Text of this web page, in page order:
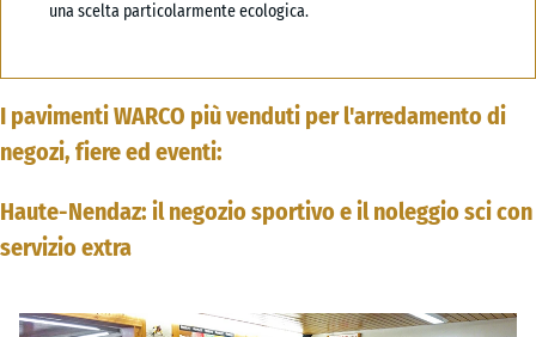
una scelta particolarmente ecologica.
I pavimenti WARCO più venduti per l'arredamento di
negozi, fiere ed eventi:
Haute-Nendaz: il negozio sportivo e il noleggio sci con
servizio extra